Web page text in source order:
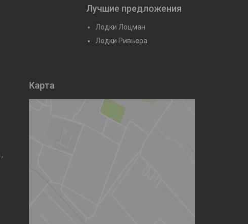
Лучшие предложения
Лодки Лоцман
Лодки Ривьера
Карта